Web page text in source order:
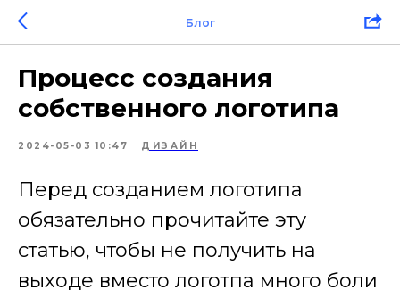
Блог
Процесс создания
собственного логотипа
2024-05-03 10:47 ДИЗАЙН
Перед созданием логотипа
обязательно прочитайте эту
статью, чтобы не получить на
выходе вместо логотпа много боли